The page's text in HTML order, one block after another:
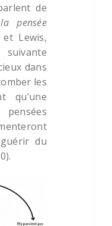
de
pensée
Lewis,
dans
les
qu’une
du